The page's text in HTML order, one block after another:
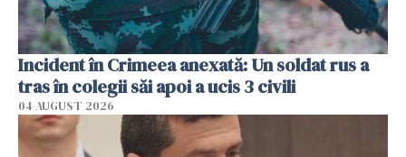
Incident în Crimeea anexată: Un soldat rus a
tras în colegii săi apoi a ucis 3 civili
04 AUGUST 2026